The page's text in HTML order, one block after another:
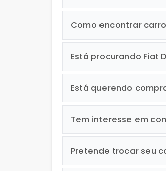
Como encontrar
Está procurando Fiat
Está querendo
Tem interesse em
Pretende trocar seu